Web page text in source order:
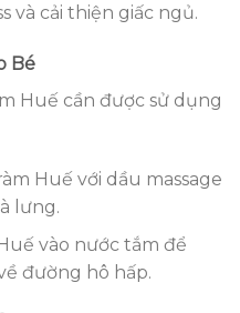
và cải thiện giấc ngủ.
Bé
Huế cần được sử dụng
Huế với dầu massage
lưng.
vào nước tắm để
đường hô hấp.